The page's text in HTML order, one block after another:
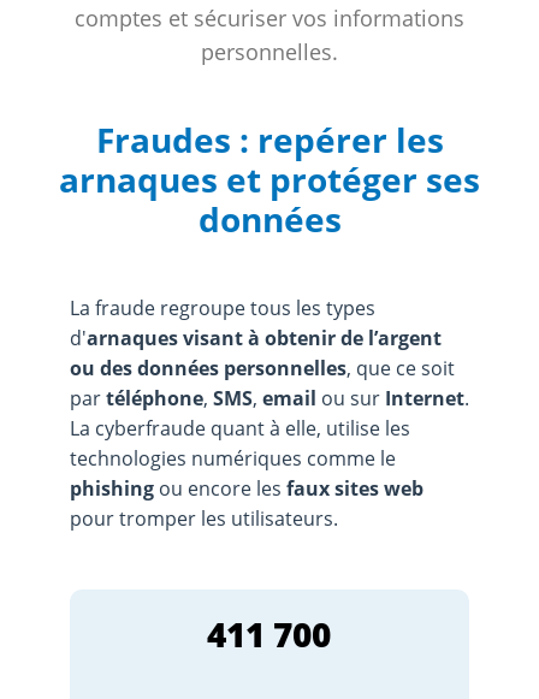
comptes et sécuriser vos informations
personnelles.
Fraudes : repérer les
arnaques et protéger ses
données
La fraude regroupe tous les types
d'arnaques visant à obtenir de l’argent
ou des données personnelles, que ce soit
partéléphone, SMS, email ou sur Internet.
La cyberfraude quant à elle, utilise les
technologies numériques comme le
phishing ou encore les faux sites web
pour tromper les utilisateurs.
411 700